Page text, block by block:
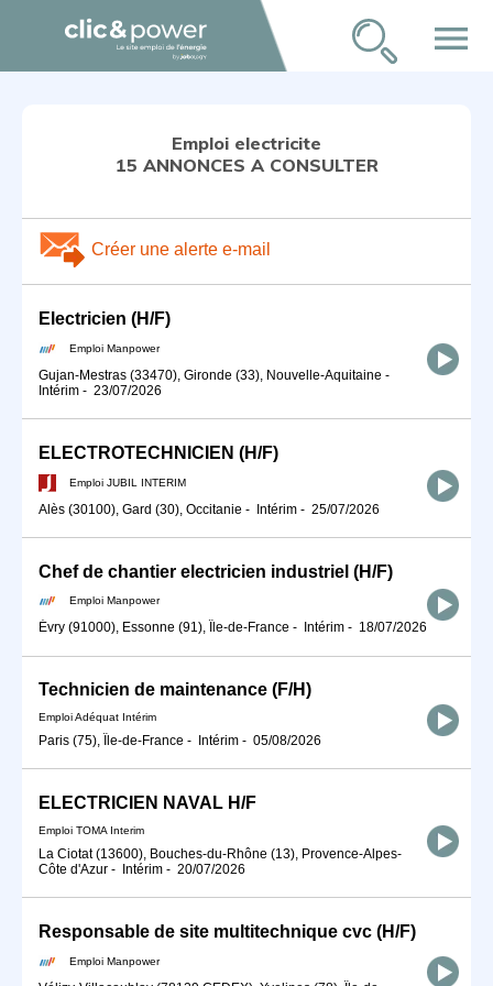
menu
Emploi electricite
15 ANNONCES A CONSULTER
Créer une alerte e-mail
Electricien (H/F)
Emploi Manpower
Gujan-Mestras (33470), Gironde (33), Nouvelle-Aquitaine -
Intérim - 23/07/2026
ELECTROTECHNICIEN (H/F)
Emploi JUBIL INTERIM
Alès (30100), Gard (30), Occitanie - Intérim - 25/07/2026
Chef de chantier electricien industriel (H/F)
Emploi Manpower
Évry (91000), Essonne (91), Île-de-France - Intérim - 18/07/2026
Technicien de maintenance (F/H)
Emploi Adéquat Intérim
Paris (75), Île-de-France - Intérim - 05/08/2026
ELECTRICIEN NAVAL H/F
Emploi TOMA Interim
La Ciotat (13600), Bouches-du-Rhône (13), Provence-Alpes-
Côte d'Azur - Intérim - 20/07/2026
Responsable de site multitechnique cvc (H/F)
Emploi Manpower